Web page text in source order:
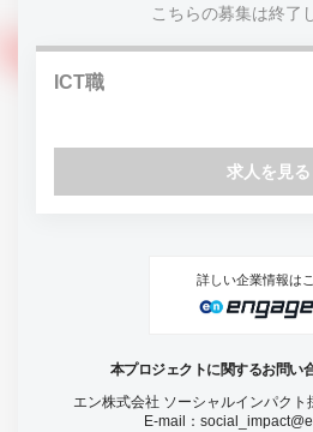
こちらの募集は終了
ICT職
求人を見る
詳しい企業情報は
本プロジェクトに関するお問い
エン株式会社 ソーシャルインパク
E-mail：